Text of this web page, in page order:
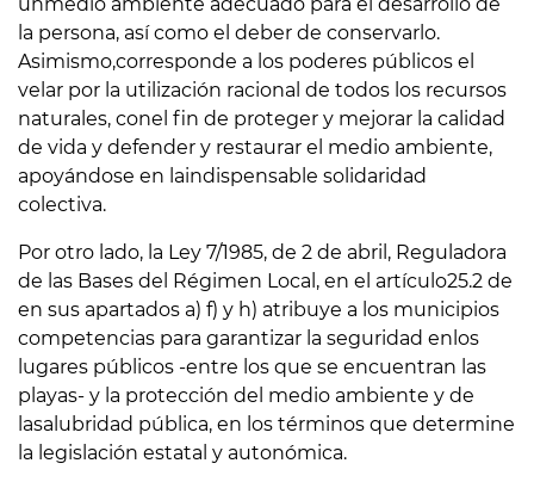
la persona, así como el deber de conservarlo.
Asimismo,corresponde a los poderes públicos el
velar por la utilización racional de todos los recursos
naturales, conel fin de proteger y mejorar la calidad
de vida y defender y restaurar el medio ambiente,
apoyándose en laindispensable solidaridad
colectiva.
Por otro lado, la Ley 7/1985, de 2 de abril, Reguladora
de las Bases del Régimen Local, en el artículo25.2 de
en sus apartados a) f) y h) atribuye a los municipios
competencias para garantizar la seguridad enlos
lugares públicos -entre los que se encuentran las
playas- y la protección del medio ambiente y de
lasalubridad pública, en los términos que determine
la legislación estatal y autonómica.